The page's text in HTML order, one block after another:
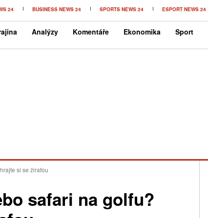
24 BUSINESS NEWS 24 SPORTS NEWS 24 ESPORT NEWS 24
Analýzy Komentáře Ekonomika Sport
si se žirafou
safari na golfu?